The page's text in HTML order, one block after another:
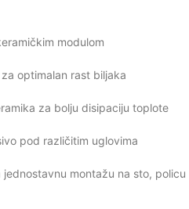
modulom
optimalan rast biljaka
za bolju disipaciju toplote
pod različitim uglovima
jednostavnu montažu na sto, policu